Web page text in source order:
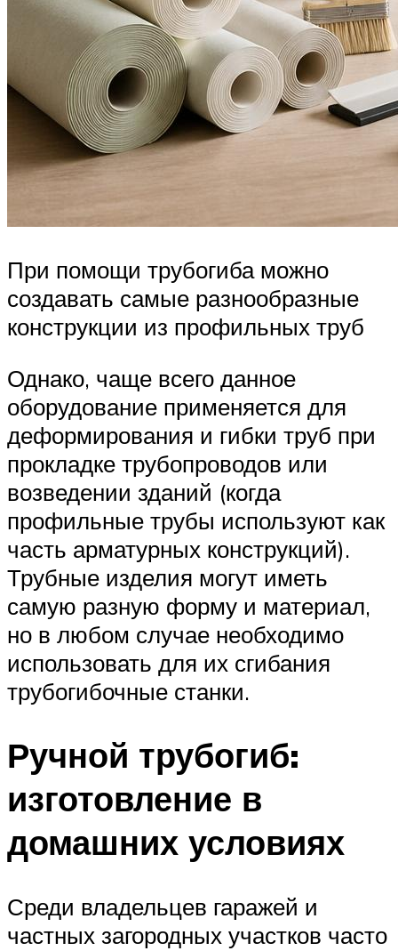
При помощи трубогиба можно
создавать самые разнообразные
конструкции из профильных труб
Однако, чаще всего данное
оборудование применяется для
деформирования и гибки труб при
прокладке трубопроводов или
возведении зданий (когда
профильные трубы используют как
часть арматурных конструкций).
Трубные изделия могут иметь
самую разную форму и материал,
но в любом случае необходимо
использовать для их сгибания
трубогибочные станки.
Ручной трубогиб:
изготовление в
домашних условиях
Среди владельцев гаражей и
частных загородных участков часто